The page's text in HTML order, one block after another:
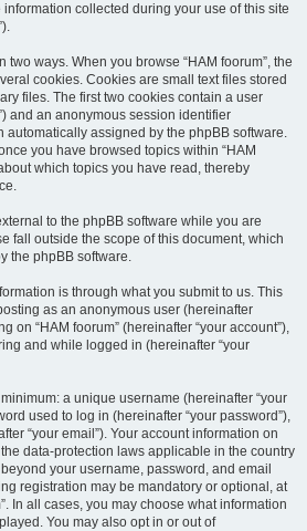
information collected during your use of this site
ways. When you browse “HAM foorum”, the
cookies. Cookies are small text files stored
files. The first two cookies contain a user
and an anonymous session identifier
automatically assigned by the phpBB software.
you have browsed topics within “HAM
which topics you have read, thereby
to the phpBB software while you are
fall outside the scope of this document, which
the phpBB software.
is through what you submit to us. This
as an anonymous user (hereinafter
on “HAM foorum” (hereinafter “your account”),
and while logged in (hereinafter “your
a unique username (hereinafter “your
used to log in (hereinafter “your password”),
“your email”). Your account information on
the data-protection laws applicable in the country
your username, password, and email
registration may be mandatory or optional, at
In all cases, you may choose what information
You may also opt in or out of